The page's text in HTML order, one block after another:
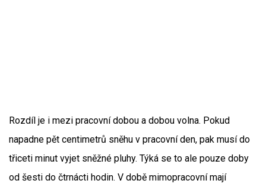
Rozdíl je i mezi pracovní dobou a dobou volna. Pokud
napadne pět centimetrů sněhu v pracovní den, pak musí do
třiceti minut vyjet sněžné pluhy. Týká se to ale pouze doby
od šesti do čtrnácti hodin. V době mimopracovní mají